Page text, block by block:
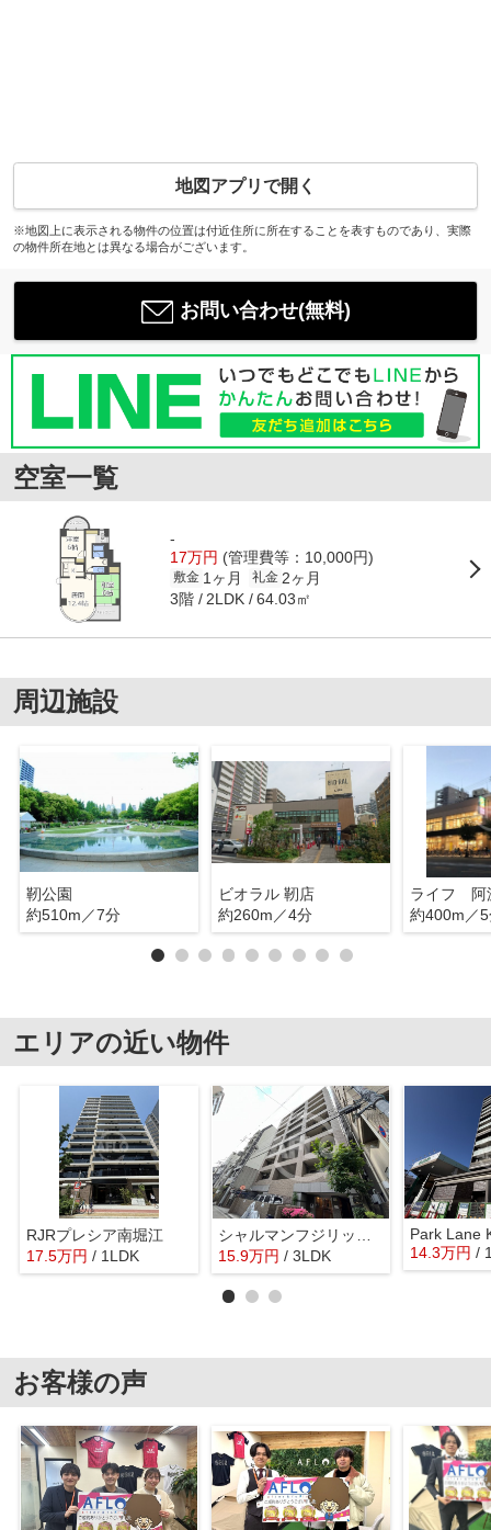
地図アプリで開く
※地図上に表示される物件の位置は付近住所に所在することを表すものであり、実際
の物件所在地とは異なる場合がございます。
お問い合わせ(無料)
空室一覧
-
17万円 (管理費等：10,000円)
敷金 1ヶ月 礼金 2ヶ月
3階 2LDK 64.03㎡
周辺施設
靭公園
約510m／7分
ビオラル 靭店
約260m／4分
ライフ 阿
約400m／
エリアの近い物件
RJRプレシア南堀江
17.5万円 / 1LDK
15.9万円 / 3LDK
Park Lane
14.3万円 /
お客様の声